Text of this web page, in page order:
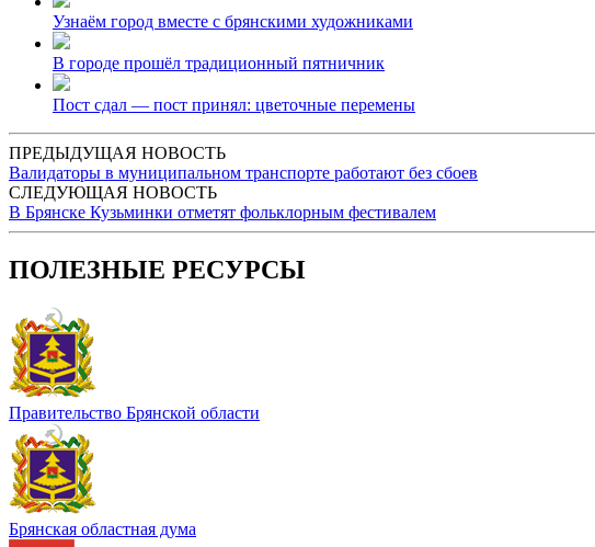
Узнаём город вместе с брянскими художниками
В городе прошёл традиционный пятничник
Пост сдал — пост принял: цветочные перемены
ПРЕДЫДУЩАЯ НОВОСТЬ
Валидаторы в муниципальном транспорте работают без сбоев
СЛЕДУЮЩАЯ НОВОСТЬ
В Брянске Кузьминки отметят фольклорным фестивалем
ПОЛЕЗНЫЕ РЕСУРСЫ
Правительство Брянской области
Брянская областная дума